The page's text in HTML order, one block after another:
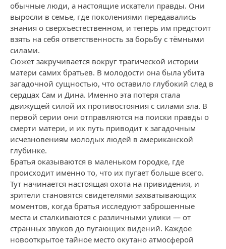
обычные люди, а настоящие искатели правды. Они
выросли в семье, где поколениями передавались
знания о сверхъестественном, и теперь им предстоит
взять на себя ответственность за борьбу с тёмными
силами.
Сюжет закручивается вокруг трагической истории
матери самих братьев. В молодости она была убита
загадочной сущностью, что оставило глубокий след в
сердцах Сам и Дина. Именно эта потеря стала
движущей силой их противостояния с силами зла. В
первой серии они отправляются на поиски правды о
смерти матери, и их путь приводит к загадочным
исчезновениям молодых людей в американской
глубинке.
Братья оказываются в маленьком городке, где
происходит именно то, что их пугает больше всего.
Тут начинается настоящая охота на привидения, и
зрители становятся свидетелями захватывающих
моментов, когда братья исследуют заброшенные
места и сталкиваются с различными улики — от
странных звуков до пугающих видений. Каждое
новооткрытое тайное место окутано атмосферой